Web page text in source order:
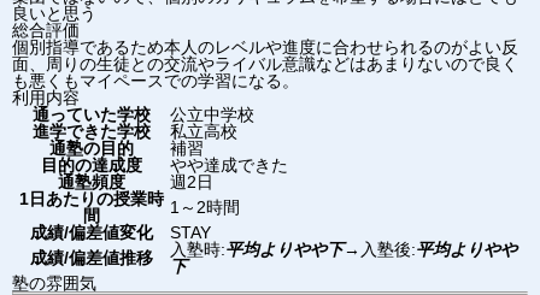
良いと思う
総合評価
個別指導であるため本人のレベルや進度に合わせられるのがよい反
面、周りの生徒との交流やライバル意識などはあまりないので良く
も悪くもマイペースでの学習になる。
利用内容
通っていた学校
公立中学校
進学できた学校
私立高校
通塾の目的
補習
目的の達成度
やや達成できた
通塾頻度
週2日
1日あたりの授業時
間
1～2時間
成績/偏差値変化
STAY
成績/偏差値推移
入塾時:平均よりやや下→ 入塾後:平均よりやや
下
塾の雰囲気